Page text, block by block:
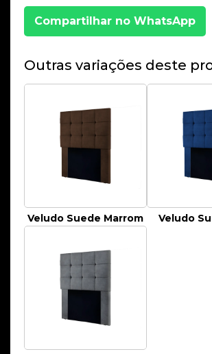
Compartilhar no WhatsApp
Outras variações deste
Veludo Suede Marrom Veludo